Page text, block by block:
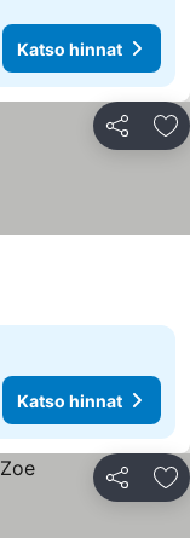
Katso hinnat
Jaa
Katso hinnat
Jaa